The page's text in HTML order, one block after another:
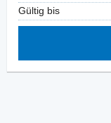
Gültig bis